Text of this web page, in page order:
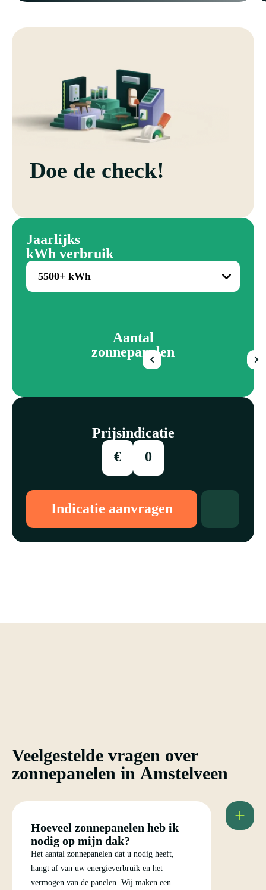
Jaarlijks
kWh verbruik
Aantal
zonnepanelen
Prijsindicatie
€
0
Indicatie aanvragen
Doe de check!
Veelgestelde vragen over
zonnepanelen in Amstelveen
Hoeveel zonnepanelen heb ik
nodig op mijn dak?
Het aantal zonnepanelen dat u nodig heeft,
hangt af van uw energieverbruik en het
vermogen van de panelen. Wij maken een